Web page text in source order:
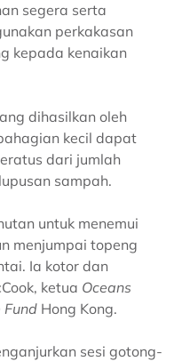
segera serta
perkakasan
kepada kenaikan
dihasilkan oleh
kecil dapat
dari jumlah
sampah.
untuk menemui
menjumpai topeng
Ia kotor dan
ketua Oceans
Hong Kong.
sesi gotong-